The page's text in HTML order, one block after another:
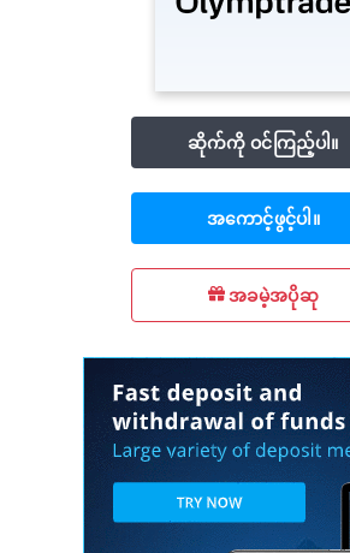
ဆိုက်ကို ဝင်ကြည့်ပါ။
အကောင့်ဖွင့်ပါ။
အခမဲ့အပိုဆု